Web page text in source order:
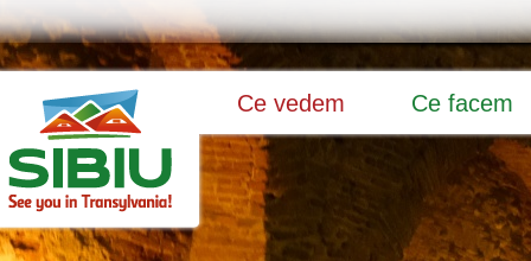
Ce vedem Ce facem